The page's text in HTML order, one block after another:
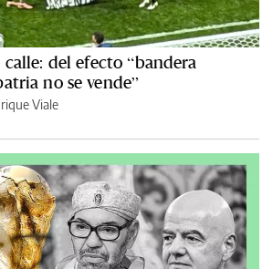
calle: del efecto “bandera
no se vende”
Viale